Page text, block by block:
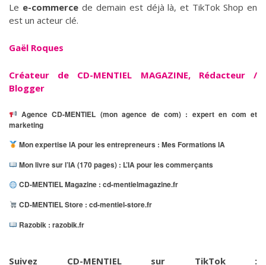
Le e-commercede demain est déjà là, et TikTok Shop en
est un acteur clé.
Gaël Roques
Créateur de CD-MENTIEL MAGAZINE, Rédacteur /
Blogger
Agence CD-MENTIEL (mon agence de com) : expert en com et
marketing
Mon expertise IA pour les entrepreneurs : Mes Formations IA
Mon livre sur l’IA (170 pages) : L’IA pour les commerçants
CD-MENTIEL Magazine : cd-mentielmagazine.fr
CD-MENTIEL Store : cd-mentiel-store.fr
Razobik : razobik.fr
Suivez CD-MENTIEL sur TikTok :